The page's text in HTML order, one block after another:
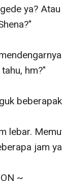
ya?
hm?"
lebar.
jam
~